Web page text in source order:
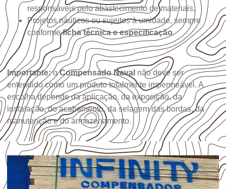
responsáveis pelo abastecimento de materiais.
Projetos náuticos ou sujeitos à umidade, sempre
conformeficha técnica e especificação.
Importante:oCompensado Naval não deve ser
entendido como um produto totalmente impermeável. A
escolha depende da aplicação, da exposição, da
instalação, do acabamento, da selagem das bordas, da
manutenção e do armazenamento.